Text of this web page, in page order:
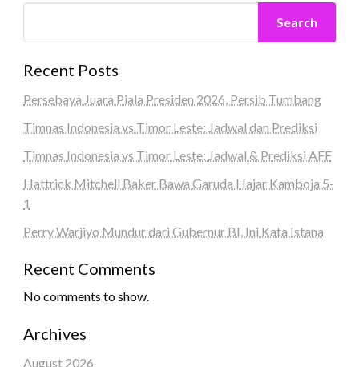
Search
Recent Posts
Persebaya Juara Piala Presiden 2026, Persib Tumbang
Timnas Indonesia vs Timor Leste: Jadwal dan Prediksi
Timnas Indonesia vs Timor Leste: Jadwal & Prediksi AFF
Hattrick Mitchell Baker Bawa Garuda Hajar Kamboja 5-
1
Perry Warjiyo Mundur dari Gubernur BI, Ini Kata Istana
Recent Comments
No comments to show.
Archives
August 2026